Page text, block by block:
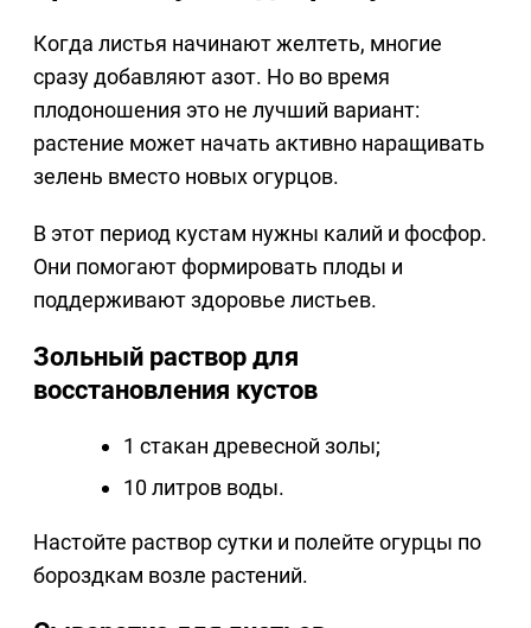
Когда листья начинают желтеть, многие
сразу добавляют азот. Но во время
плодоношения это не лучший вариант:
растение может начать активно наращивать
зелень вместо новых огурцов.
В этот период кустам нужны калий и фосфор.
Они помогают формировать плоды и
поддерживают здоровье листьев.
Зольный раствор для
восстановления кустов
1 стакан древесной золы;
10 литров воды.
Настойте раствор сутки и полейте огурцы по
бороздкам возле растений.